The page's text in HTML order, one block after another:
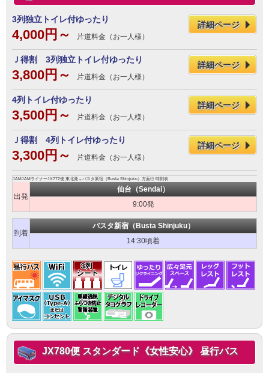
3列独立トイレ付ゆったり
4,000円～ 片道料金（お一人様）
詳細ページ
Ｊ得割 3列独立トイレ付ゆったり
3,800円～ 片道料金（お一人様）
詳細ページ
4列トイレ付ゆったり
3,500円～ 片道料金（お一人様）
詳細ページ
Ｊ得割 4列トイレ付ゆったり
3,300円～ 片道料金（お一人様）
詳細ページ
JAMJAMライナーJX772便 東北発→バスタ新宿（Busta Shinjuku）方面行 時刻表
出発
仙台（Sendai）
9:00発
到着
バスタ新宿（Busta Shinjuku）
14:30頃着
JX780便 スタンダード《女性安心》 昼行バス